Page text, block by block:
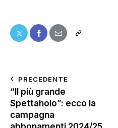
PRECEDENTE
“Il più grande
Spettaholo”: ecco la
campagna